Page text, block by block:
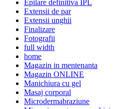
Epilare definitiva IPL
Extensii de par
Extensii unghii
Finalizare
Fotografii
full width
home
Magazin in mentenanta
Magazin ONLINE
Manichiura cu gel
Masaj corporal
Microdermabraziune